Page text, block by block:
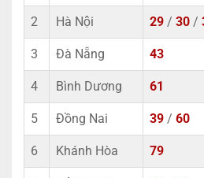
2 Hà Nội 29 / 30 /
3 Đà Nẵng 43
4 Bình Dương 61
5 Đồng Nai 39 / 60
6 Khánh Hòa 79